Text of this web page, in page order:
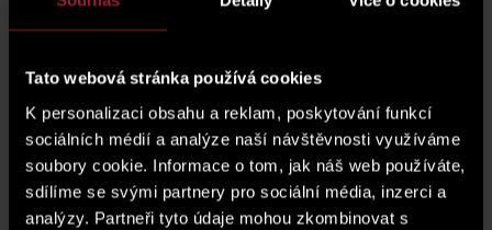
Tato webová stránka používá cookies
K personalizaci obsahu a reklam, poskytování funkcí
sociálních médií a analýze naší návštěvnosti využíváme
soubory cookie. Informace o tom, jak náš web používáte,
sdílíme se svými partnery pro sociální média, inzerci a
analýzy. Partneři tyto údaje mohou zkombinovat s
parkovací stání
cena parkovacího stání*
* Cena jednotky nezahrnuje parkovací stání.
plánek podlaží